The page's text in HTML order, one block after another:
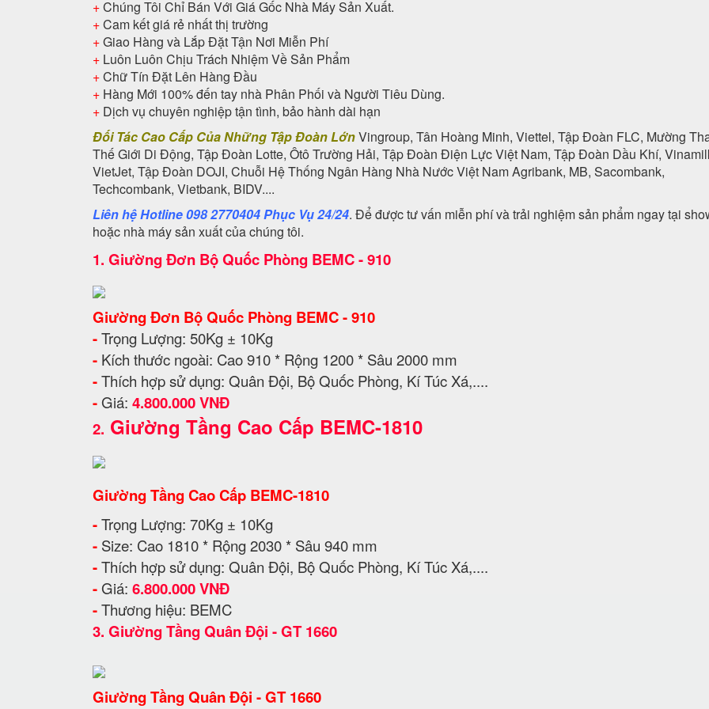
+Chúng Tôi Chỉ Bán Với Giá Gốc Nhà Máy Sản Xuất.
+Cam kết giá rẻ nhất thị trường
+Giao Hàng và Lắp Đặt Tận Nơi Miễn Phí
+ Luôn Luôn Chịu Trách Nhiệm Về Sản Phẩm
+Chữ Tín Đặt Lên Hàng Đầu
+ Hàng Mới 100% đến tay nhà Phân Phối và Người Tiêu Dùng.
+ Dịch vụ chuyên nghiệp tận tình, bảo hành dài hạn
Đối Tác Cao Cấp Của Những Tập Đoàn LớnVingroup, Tân Hoàng Minh, Viettel, Tập Đoàn FLC, Mường
Thế Giới Di Động, Tập Đoàn Lotte, Ôtô Trường Hải, Tập Đoàn Điện Lực Việt Nam, Tập Đoàn Dầu Khí,
VietJet, Tập Đoàn DOJI, Chuỗi Hệ Thống Ngân Hàng Nhà Nước Việt Nam Agribank, MB, Sacombank,
Techcombank, Vietbank, BIDV....
Liên hệ Hotline 098 2770404 Phục Vụ 24/24. Để được tư vấn miễn phí và trải nghiệm sản phẩm ngay tại
hoặc nhà máy sản xuất của chúng tôi.
1. Giường Đơn Bộ Quốc Phòng BEMC - 910
Giường Đơn Bộ Quốc Phòng BEMC - 910
-Trọng Lượng: 50Kg ± 10Kg
- Kích thước ngoài: Cao 910 * Rộng 1200 * Sâu 2000 mm
-Thích hợp sử dụng: Quân Đội, Bộ Quốc Phòng, Kí Túc Xá,....
- Giá: 4.800.000 VNĐ
2. Giường Tầng Cao Cấp BEMC-1810
Giường Tầng Cao Cấp BEMC-1810
-Trọng Lượng: 70Kg ± 10Kg
- Size: Cao 1810 * Rộng 2030 * Sâu 940 mm
-Thích hợp sử dụng: Quân Đội, Bộ Quốc Phòng, Kí Túc Xá,....
- Giá: 6.800.000 VNĐ
-Thương hiệu: BEMC
3. Giường Tầng Quân Đội - GT 1660
Giường Tầng Quân Đội - GT 1660